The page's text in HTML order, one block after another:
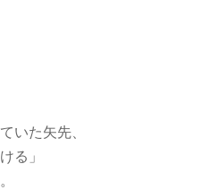
いた矢先、
る」